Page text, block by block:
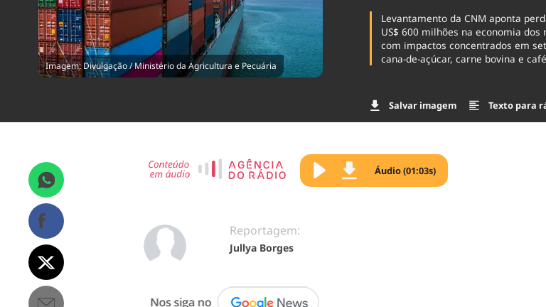
Imagem: Divulgação / Ministério da Agricultura e Pecuária
Levantamento da CNM aponta
US$ 600 milhões na economia dos
com impactos concentrados em
cana-de-açúcar, carne bovina e café
Salvar imagem Texto para
Áudio (01:03s)
Reportagem:
Jullya Borges